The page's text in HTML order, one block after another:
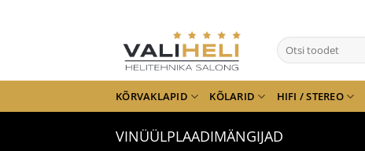
Otsi:
KÕRVAKLAPID KÕLARID HIFI / STEREO
VINÜÜLPLAADIMÄNGIJAD